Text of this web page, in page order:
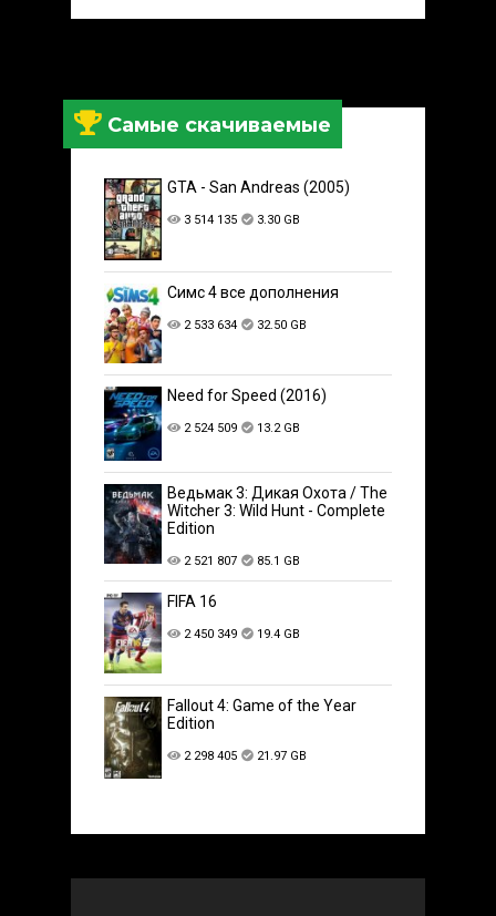
Самые скачиваемые
GTA - San Andreas (2005)
3 514 135 3.30 GB
Симс 4 все дополнения
2 533 634 32.50 GB
Need for Speed (2016)
2 524 509 13.2 GB
Ведьмак 3: Дикая Охота / The
Witcher 3: Wild Hunt - Complete
Edition
2 521 807 85.1 GB
FIFA 16
2 450 349 19.4 GB
Fallout 4: Game of the Year
Edition
2 298 405 21.97 GB